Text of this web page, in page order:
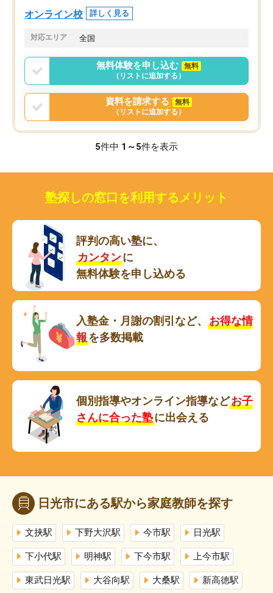
オンライン校 詳しく見る
対応エリア 全国
無料体験を申し込む
無料
（リストに追加する）
資料を請求する
無料
（リストに追加する）
5件中 1～5件を表示
塾探しの窓口を利用するメリット
評判の高い塾に、
カンタンに
無料体験を申し込める
入塾金・月謝の割引など、
お得な情
報を多数掲載
個別指導やオンライン指導などお子
さんに合った塾に出会える
日光市にある駅から家庭教師を探す
文挟駅 下野大沢駅 今市駅 日光駅
下小代駅 明神駅 下今市駅 上今市駅
東武日光駅 大谷向駅 大桑駅 新高徳駅